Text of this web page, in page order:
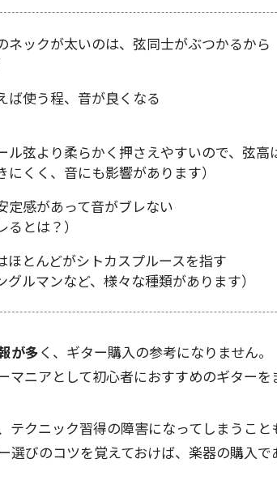
ネックが太いのは、弦同士がぶつかるから
ば使う程、音が良くなる
ル弦より柔らかく押さえやすいので、弦高
にくく、音にも影響があります）
定感があって音がブレない
るとは？）
ほとんどがシトカスプルースを指す
グルマンなど、様々な種類があります）
が多く、ギター購入の参考になりません。
マニアとして初心者におすすめのギターを
テクニック習得の障害になってしまうこと
選びのコツを覚えておけば、楽器の購入で